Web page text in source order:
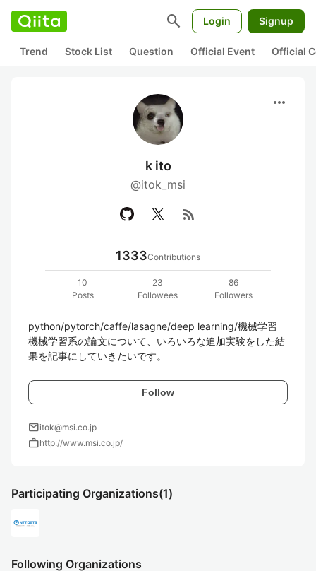
search Login Signup
Trend Stock List Question Official Event Official
more_horiz
k ito
@itok_msi
rss_feed
1333Contributions
10
Posts
23
Followees
86
Followers
python/pytorch/caffe/lasagne/deep learning/機械学習
機械学習系の論文について、いろいろな追加実験をした結
Follow
mailitok@msi.co.jp
workhttp://www.msi.co.jp/
Participating Organizations(1)
Following Organizations